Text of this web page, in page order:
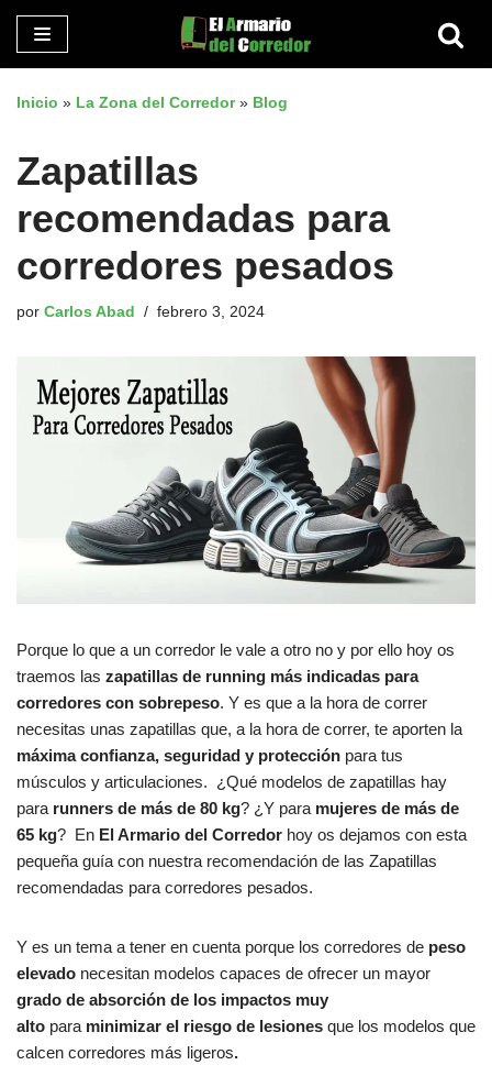
Saltar
contenido
Inicio » La Zona del Corredor» Blog
Zapatillas
recomendadas para
corredores pesados
por Carlos Abad febrero 3, 2024
Porque lo que a un corredor le vale a otro no y por ello hoy os
traemos las zapatillas de running más indicadas para
corredores con sobrepeso. Y es que a la hora de correr
necesitas unas zapatillas que, a la hora de correr, te aporten la
máxima confianza, seguridad y protección para tus
músculos y articulaciones. ¿Qué modelos de zapatillas hay
para runners de más de 80 kg? ¿Y para mujeres de más de
65 kg? En El Armario del Corredor hoy os dejamos con esta
pequeña guía con nuestra recomendación de las Zapatillas
recomendadas para corredores pesados.
Y es un tema a tener en cuenta porque los corredores de peso
elevado necesitan modelos capaces de ofrecer un mayor
grado de absorción de los impactos muy
alto para minimizar el riesgo de lesiones que los modelos que
calcen corredores más ligeros.